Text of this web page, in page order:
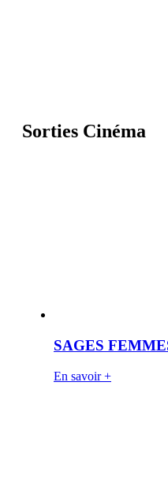
Sorties Cinéma
SAGES
En savoir +